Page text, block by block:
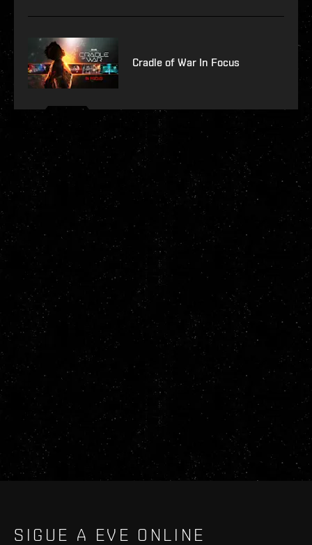
Cradle of War In Focus
SIGUE A EVE ONLINE